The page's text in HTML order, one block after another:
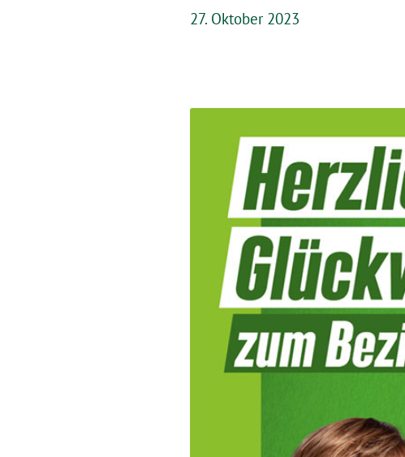
27. Oktober 2023